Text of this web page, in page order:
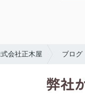
会社正木屋 ブログ
弊社